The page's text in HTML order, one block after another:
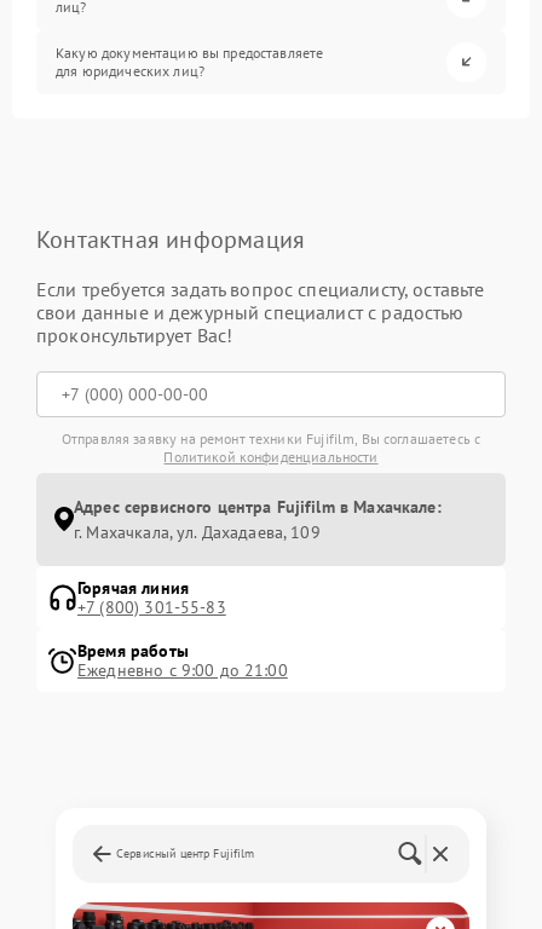
лиц?
Какую документацию вы предоставляете
для юридических лиц?
Контактная информация
Если требуется задать вопрос специалисту, оставьте
свои данные и дежурный специалист с радостью
проконсультирует Вас!
Отправляя заявку на ремонт техники Fujifilm, Вы соглашаетесь с
Политикой конфиденциальности
Адрес сервисного центра Fujifilm в Махачкале:
г. Махачкала, ул. Дахадаева, 109
Горячая линия
+7 (800) 301-55-83
Время работы
Ежедневно с 9:00 до 21:00
Сервисный центр Fujifilm